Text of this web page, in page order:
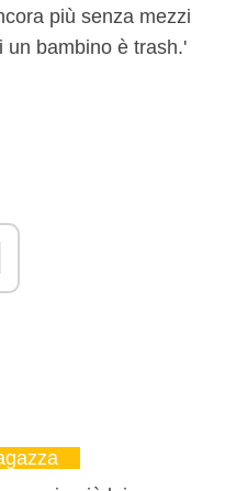
più senza mezzi
un bambino è trash.'